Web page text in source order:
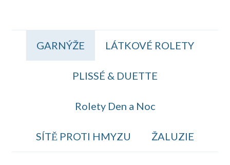
Koszyk
OBCHODNÍ PODMÍNKY
Kontakt
GARNÝŽE LÁTKOVÉ ROLETY
PLISSÉ & DUETTE
Rolety Den a Noc
SÍTĚ PROTI HMYZU ŽALUZIE